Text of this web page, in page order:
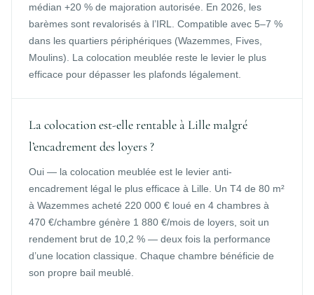
médian +20 % de majoration autorisée. En 2026, les
barèmes sont revalorisés à l’IRL. Compatible avec 5–7 %
dans les quartiers périphériques (Wazemmes, Fives,
Moulins). La colocation meublée reste le levier le plus
efficace pour dépasser les plafonds légalement.
La colocation est-elle rentable à Lille malgré
l’encadrement des loyers ?
Oui — la colocation meublée est le levier anti-
encadrement légal le plus efficace à Lille. Un T4 de 80 m²
à Wazemmes acheté 220 000 € loué en 4 chambres à
470 €/chambre génère 1 880 €/mois de loyers, soit un
rendement brut de 10,2 % — deux fois la performance
d’une location classique. Chaque chambre bénéficie de
son propre bail meublé.